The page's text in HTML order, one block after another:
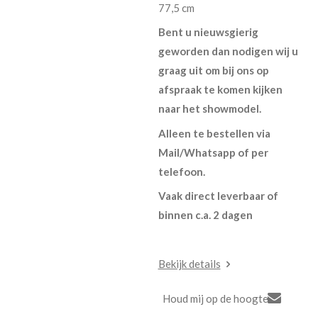
77,5 cm
Bent u nieuwsgierig
geworden dan nodigen wij u
graag uit om bij ons op
afspraak te komen kijken
naar het showmodel.
Alleen te bestellen via
Mail/Whatsapp of per
telefoon.
Vaak direct leverbaar of
binnen c.a. 2 dagen
Bekijk details
Houd mij op de hoogte